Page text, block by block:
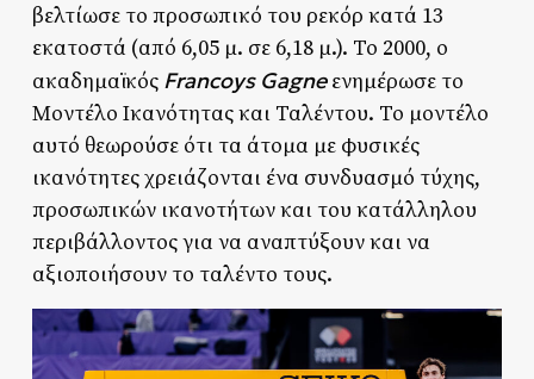
βελτίωσε το προσωπικό του ρεκόρ κατά 13
εκατοστά (από 6,05 μ. σε 6,18 μ.). Το 2000, ο
ακαδημαϊκός Francoys Gagneενημέρωσε το
Μοντέλο Ικανότητας και Ταλέντου. Το μοντέλο
αυτό θεωρούσε ότι τα άτομα με φυσικές
ικανότητες χρειάζονται ένα συνδυασμό τύχης,
προσωπικών ικανοτήτων και του κατάλληλου
περιβάλλοντος για να αναπτύξουν και να
αξιοποιήσουν το ταλέντο τους.